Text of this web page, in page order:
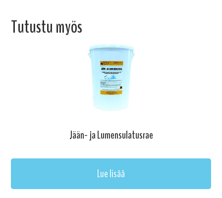
Tutustu myös
Jään- ja Lumensulatusrae
Lue lisää